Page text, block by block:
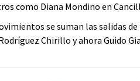
como Diana Mondino en
se suman las salidas
Chirillo y ahora Guido